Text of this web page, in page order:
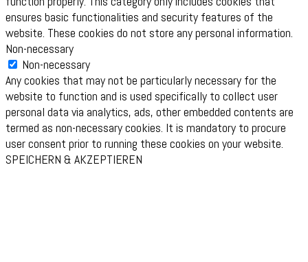
ensures basic functionalities and security features of the
website. These cookies do not store any personal information.
Non-necessary
Non-necessary
Any cookies that may not be particularly necessary for the
website to function and is used specifically to collect user
personal data via analytics, ads, other embedded contents are
termed as non-necessary cookies. It is mandatory to procure
user consent prior to running these cookies on your website.
SPEICHERN & AKZEPTIEREN